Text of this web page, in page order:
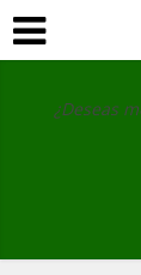
¿Deseas